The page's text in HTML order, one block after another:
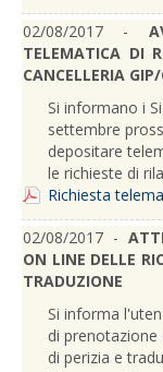
02/08/2017 -
TELEMATICA DI
CANCELLERIA
Si informano i
settembre
depositare
le richieste di
Richiesta
02/08/2017 -
ON LINE DELLE
TRADUZIONE
Si informa
di prenotazione
di perizia e